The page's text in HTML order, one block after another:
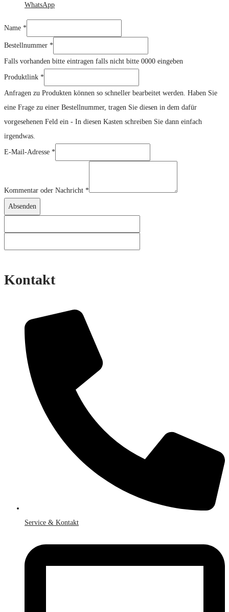
WhatsApp
Name
Name *
Bestellnummer *
Falls vorhanden bitte eintragen falls nicht bitte 0000 eingeben
Produktlink *
Anfragen zu Produkten können so schneller bearbeitet werden. Haben Sie
eine Frage zu einer Bestellnummer, tragen Sie diesen in dem dafür
vorgesehenen Feld ein - In diesen Kasten schreiben Sie dann einfach
irgendwas.
E-Mail-Adresse *
Kommentar oder Nachricht *
Absenden
Kontakt
Service & Kontakt